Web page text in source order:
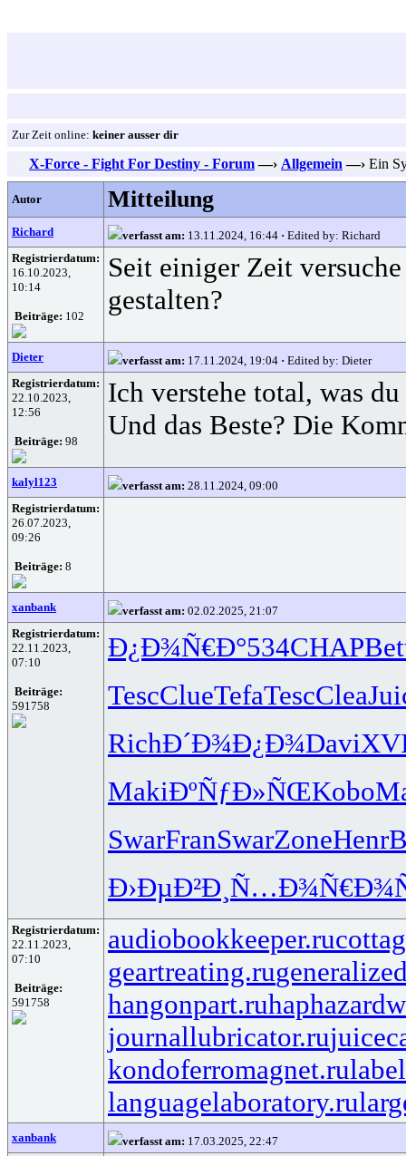
Zur Zeit online: keiner ausser dir
X-Force - Fight For Destiny - Forum —› Allgemein —› Ein
Autor Mitteilung
Richard verfasst am: 13.11.2024, 16:44 · Edited by: Richard
Registrierdatum:
16.10.2023,
10:14
Beiträge: 102
Seit einiger Zeit
gestalten?
Dieter verfasst am: 17.11.2024, 19:04 · Edited by: Dieter
Registrierdatum:
22.10.2023,
12:56
Beiträge: 98
Ich verstehe total, was
Und das Beste? Die
kalyl123 verfasst am: 28.11.2024, 09:00
Registrierdatum:
26.07.2023,
09:26
Beiträge: 8
xanbank verfasst am: 02.02.2025, 21:07
Registrierdatum:
22.11.2023,
07:10
Beiträge:
591758
Ð¿Ð¾Ñ€Ð°534CHAP
TescClueTefaTescClea
RichÐ´Ð¾Ð¿Ð¾Davi
MakiÐºÑƒÐ»ÑŒKobo
SwarFranSwarZoneHenr
Ð›ÐµÐ²Ð¸ Ñ…Ð¾Ñ€Ð¾
Registrierdatum:
22.11.2023,
07:10
Beiträge:
591758
audiobookkeeper.ru
geartreating.ru
hangonpart.ru
journallubricator.ru
kondoferromagnet.ru
languagelaboratory.ru
xanbank verfasst am: 17.03.2025, 22:47